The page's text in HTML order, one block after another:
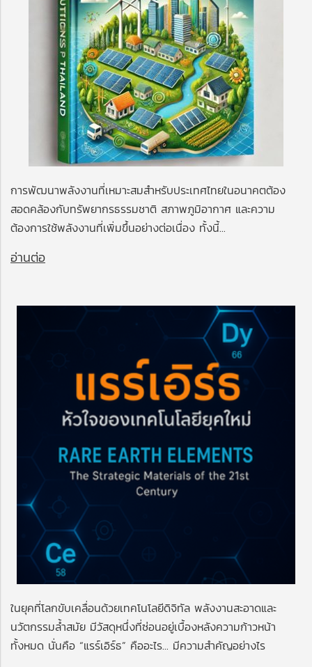
การพัฒนาพลังงานที่เหมาะสมสำหรับประเทศไทยในอนาคตต้อง
สอดคล้องกับทรัพยากรธรรมชาติ สภาพภูมิอากาศ และความ
ต้องการใช้พลังงานที่เพิ่มขึ้นอย่างต่อเนื่อง ทั้งนี้...
อ่านต่อ
ในยุคที่โลกขับเคลื่อนด้วยเทคโนโลยีดิจิทัล พลังงานสะอาดและ
นวัตกรรมล้ำสมัย มีวัสดุหนึ่งที่ซ่อนอยู่เบื้องหลังความก้าวหน้า
ทั้งหมด นั่นคือ “แรร์เอิร์ธ” คืออะไร... มีความสำคัญอย่างไร